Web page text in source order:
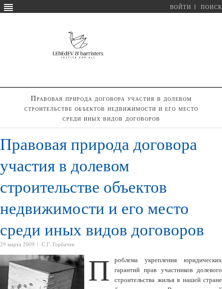
ВОЙТИ ПОИСК
Правовая природа договора участия в долевом
строительстве объектов недвижимости и его место
среди иных видов договоров
Правовая природа договора
участия в долевом
строительстве объектов
недвижимости и его место
среди иных видов договоров
29 марта 2009 С.Г. Горбачев
П
роблема укрепления юридических
гарантий прав участников долевого
строительства жилья в нашей стране